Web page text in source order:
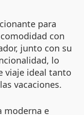
para
con
junto con su
lo
viaje ideal tanto
vacaciones.
moderna e